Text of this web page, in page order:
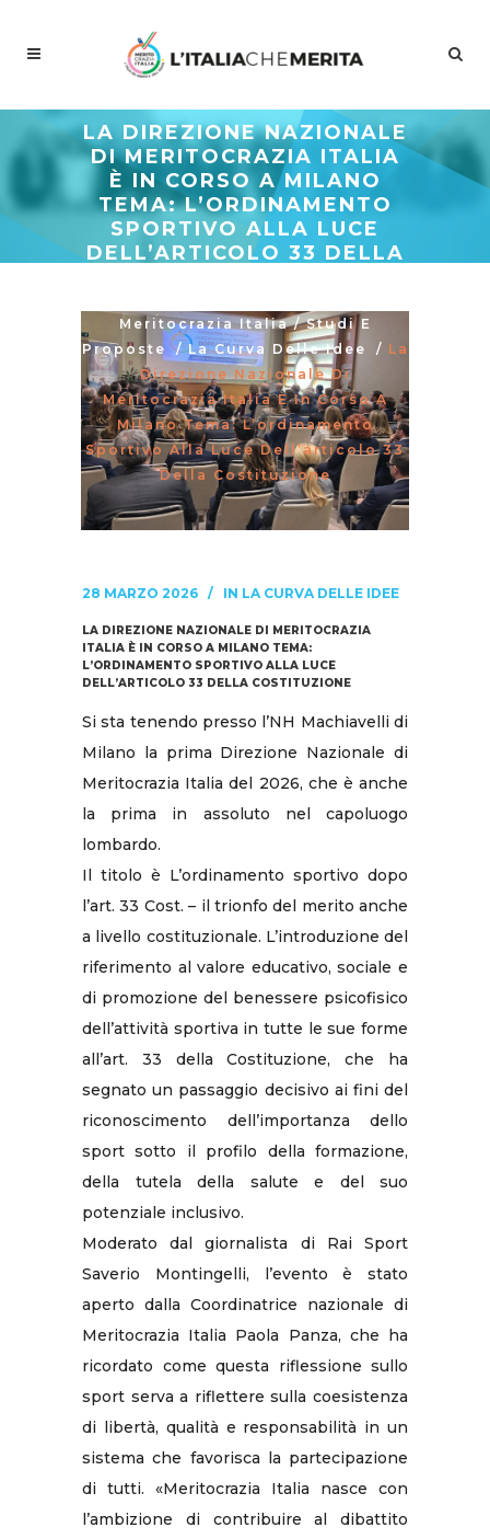
LA DIREZIONE NAZIONALE
DI MERITOCRAZIA ITALIA
È IN CORSO A MILANO
TEMA: L’ORDINAMENTO
SPORTIVO ALLA LUCE
DELL’ARTICOLO 33 DELLA
Meritocrazia Italia/Studi E
Proposte /La Curva Delle Idee / La
Direzione Nazionale Di
Meritocrazia Italia È In Corso A
Milano Tema: L’ordinamento
Sportivo Alla Luce Dell’articolo 33
Della Costituzione
28 MARZO 2026 IN LA CURVA DELLE IDEE
LA DIREZIONE NAZIONALE DI MERITOCRAZIA
ITALIA È IN CORSO A MILANO TEMA:
L’ORDINAMENTO SPORTIVO ALLA LUCE
DELL’ARTICOLO 33 DELLA COSTITUZIONE
Si sta tenendo presso l’NH Machiavelli di
Milano la prima Direzione Nazionale di
Meritocrazia Italia del 2026, che è anche
la prima in assoluto nel capoluogo
lombardo.
Il titolo è L’ordinamento sportivo dopo
l’art. 33 Cost. – il trionfo del merito anche
a livello costituzionale. L’introduzione del
riferimento al valore educativo, sociale e
di promozione del benessere psicofisico
dell’attività sportiva in tutte le sue forme
all’art. 33 della Costituzione, che ha
segnato un passaggio decisivo ai fini del
riconoscimento dell’importanza dello
sport sotto il profilo della formazione,
della tutela della salute e del suo
potenziale inclusivo.
Moderato dal giornalista di Rai Sport
Saverio Montingelli, l’evento è stato
aperto dalla Coordinatrice nazionale di
Meritocrazia Italia Paola Panza, che ha
ricordato come questa riflessione sullo
sport serva a riflettere sulla coesistenza
di libertà, qualità e responsabilità in un
sistema che favorisca la partecipazione
di tutti. «Meritocrazia Italia nasce con
l’ambizione di contribuire al dibattito